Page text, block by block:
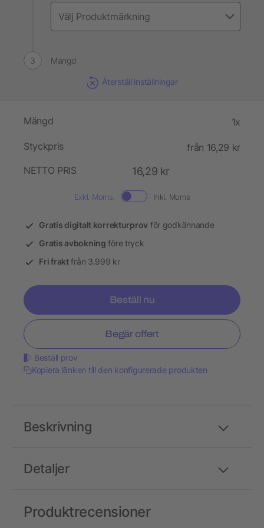
Mängd
Återställ inställningar
Mängd 1x
Styckpris
från 16,29 kr
NETTO PRIS
16,29 kr
Exkl. Moms. Inkl. Moms
Gratis digitalt korrekturprov för godkännande
Gratis avbokning före tryck
Fri fraktfrån 3.999 kr
Beställ nu
Begär offert
Beställ prov
Kopiera länken till den konfigurerade produkten
Detaljer
Beskrivning
Produktrecensioner